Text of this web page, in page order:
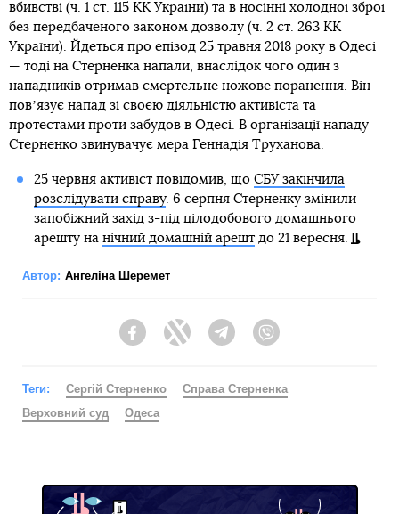
вбивстві (ч. 1 ст. 115 КК України) та в носінні холодної зброї
без передбаченого законом дозволу (ч. 2 ст. 263 КК
України). Йдеться про епізод 25 травня 2018 року в Одесі
— тоді на Стерненка напали, внаслідок чого один з
нападників отримав смертельне ножове поранення. Він
повʼязує напад зі своєю діяльністю активіста та
протестами проти забудов в Одесі. В організації нападу
Стерненко звинувачує мера Геннадія Труханова.
25 червня активіст повідомив, що СБУ закінчила
розслідувати справу. 6 серпня Стерненку змінили
запобіжний захід з-під цілодобового домашнього
арешту на нічний домашній арештдо 21 вересня.
Автор: Ангеліна Шеремет
FacebookTwitter Telegram
Теги: Сергій Стерненко
Справа Стерненка
Верховний суд
Одеса